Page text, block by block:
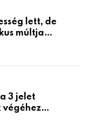
lett, de
múltja
3 jelet
végéhez